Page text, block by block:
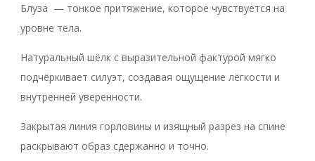
Блуза — тонкое притяжение, которое чувствуется на
уровне тела.
Натуральный шёлк с выразительной фактурой мягко
подчёркивает силуэт, создавая ощущение лёгкости и
внутренней уверенности.
Закрытая линия горловины и изящный разрез на спине
раскрывают образ сдержанно и точно.